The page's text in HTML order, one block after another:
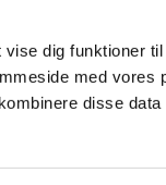
dig funktioner
med vores
disse